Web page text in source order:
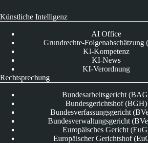
Künstliche Intelligenz
AI Office
Grundrechte-Folgenabschätzung
KI-Kompetenz
KI-News
KI-Verordnung
Rechtsprechung
Bundesarbeitsgericht
Bundesgerichtshof (BGH)
Bundesverfassungsgericht
Bundesverwaltungsgericht
Europäisches Gericht
Europäischer Gerichtshof